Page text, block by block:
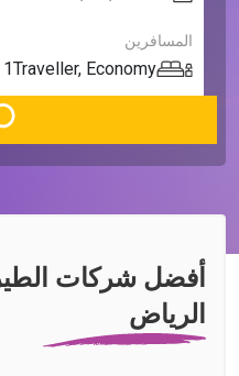
المسافرين
1Traveller,Economy
أفضل شركات
الرياض